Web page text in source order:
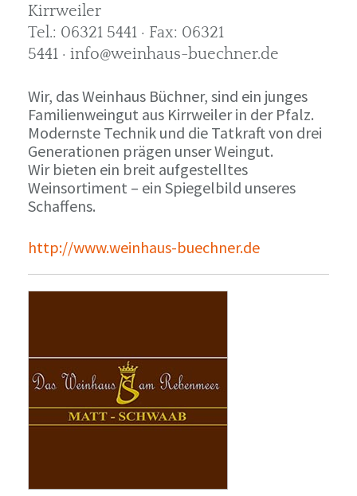
Kirrweiler
Tel.: 06321 5441 · Fax: 06321
5441 · info@weinhaus-buechner.de
Wir, das Weinhaus Büchner, sind ein junges
Familienweingut aus Kirrweiler in der Pfalz.
Modernste Technik und die Tatkraft von drei
Generationen prägen unser Weingut.
Wir bieten ein breit aufgestelltes
Weinsortiment – ein Spiegelbild unseres
Schaffens.
http://www.weinhaus-buechner.de